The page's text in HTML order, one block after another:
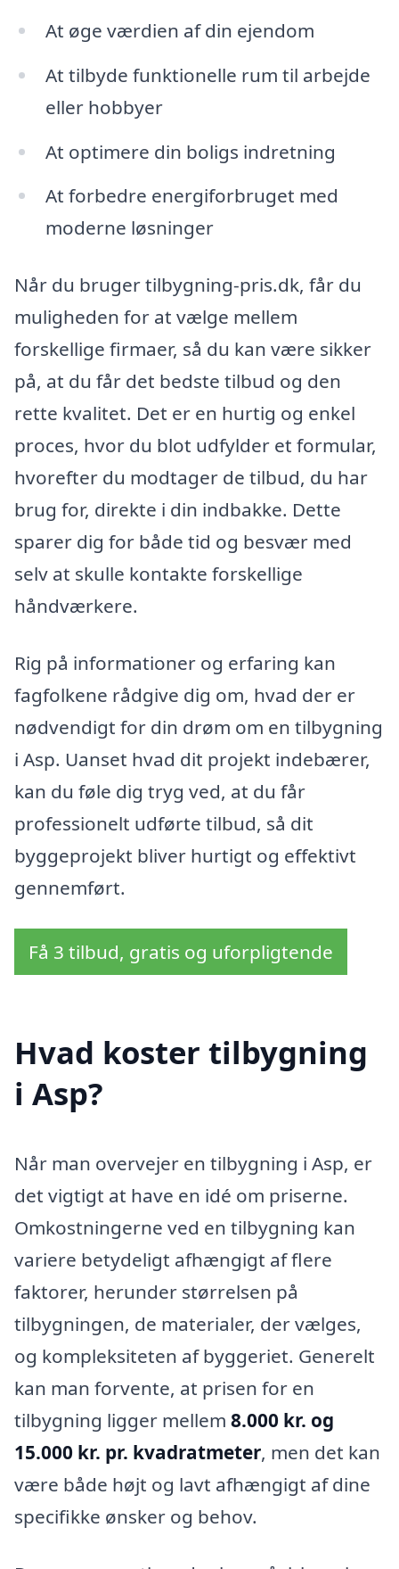
At øge værdien af din ejendom
At tilbyde funktionelle rum til arbejde
eller hobbyer
At optimere din boligs indretning
At forbedre energiforbruget med
moderne løsninger
Når du bruger tilbygning-pris.dk, får du
muligheden for at vælge mellem
forskellige firmaer, så du kan være sikker
på, at du får det bedste tilbud og den
rette kvalitet. Det er en hurtig og enkel
proces, hvor du blot udfylder et formular,
hvorefter du modtager de tilbud, du har
brug for, direkte i din indbakke. Dette
sparer dig for både tid og besvær med
selv at skulle kontakte forskellige
håndværkere.
Rig på informationer og erfaring kan
fagfolkene rådgive dig om, hvad der er
nødvendigt for din drøm om en tilbygning
i Asp. Uanset hvad dit projekt indebærer,
kan du føle dig tryg ved, at du får
professionelt udførte tilbud, så dit
byggeprojekt bliver hurtigt og effektivt
gennemført.
Få 3 tilbud, gratis og uforpligtende
Hvad koster tilbygning
i Asp?
Når man overvejer en tilbygning i Asp, er
det vigtigt at have en idé om priserne.
Omkostningerne ved en tilbygning kan
variere betydeligt afhængigt af flere
faktorer, herunder størrelsen på
tilbygningen, de materialer, der vælges,
og kompleksiteten af byggeriet. Generelt
kan man forvente, at prisen for en
tilbygning ligger mellem 8.000 kr. og
15.000 kr. pr. kvadratmeter, men det kan
være både højt og lavt afhængigt af dine
specifikke ønsker og behov.